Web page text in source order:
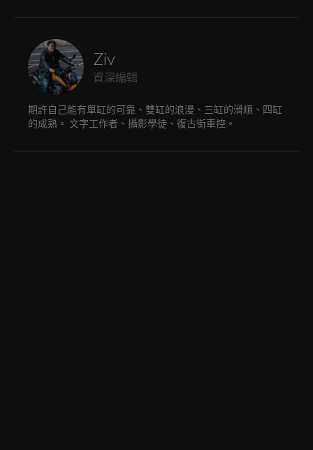
Ziv
資深編輯
期許自己能有單缸的可靠、雙缸的浪漫、三缸的滑順、四缸
的成熟。 文字工作者、攝影學徒、復古街車控。